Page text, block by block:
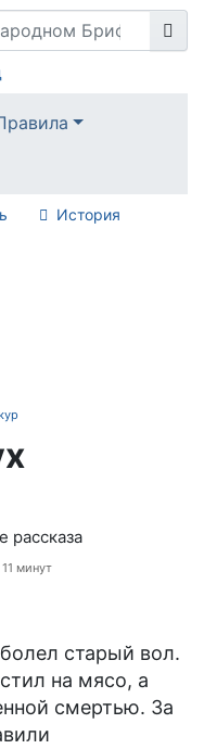
История
рассказа
минут
старый вол.
на мясо, а
смертью. За